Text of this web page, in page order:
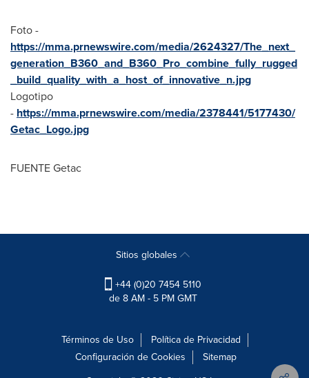
Foto -
https://mma.prnewswire.com/media/2624327/The_next_
generation_B360_and_B360_Pro_combine_fully_rugged
_build_quality_with_a_host_of_innovative_n.jpg
Logotipo
- https://mma.prnewswire.com/media/2378441/5177430/
Getac_Logo.jpg
FUENTE Getac
Sitios globales
+44 (0)20 7454 5110
de 8 AM - 5 PM GMT
Términos de Uso
Política de Privacidad
Configuración de Cookies
Sitemap